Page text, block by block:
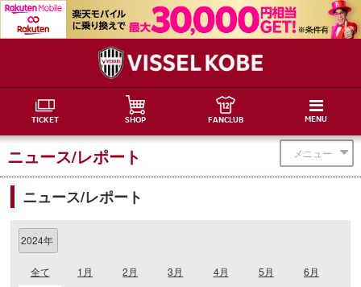
TICKET SHOP FANCLUB MENU
メニュー
ニュース/レポート
ニュース/レポート
全て 1月 2月 3月 4月 5月
6月